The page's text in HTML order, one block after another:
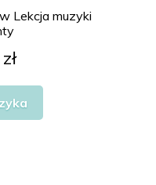
Lekcja muzyki